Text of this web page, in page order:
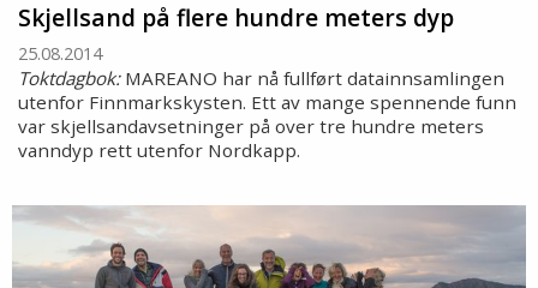
Skjellsand på flere hundre meters dyp
25.08.2014
Toktdagbok: MAREANO har nå fullført datainnsamlingen
utenfor Finnmarkskysten. Ett av mange spennende funn
var skjellsandavsetninger på over tre hundre meters
vanndyp rett utenfor Nordkapp.